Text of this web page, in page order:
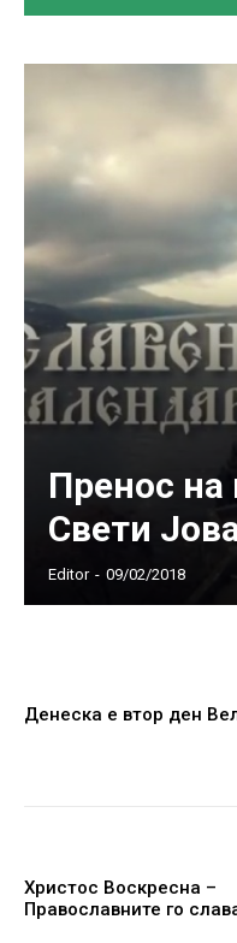
Пренос
Свети
Editor - 09/02/2018
Денеска е втор ден
Христос Воскресна –
Православните го